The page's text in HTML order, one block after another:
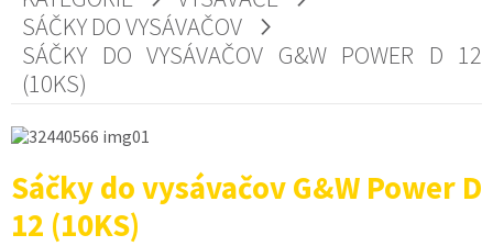
SÁČKY DO VYSÁVAČOV
SÁČKY DO VYSÁVAČOV G&W POWER D 12
(10KS)
Sáčky do vysávačov G&W Power D
12 (10KS)